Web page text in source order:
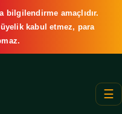
bilgilendirme amaçlıdır.
kabul etmez, para
☰